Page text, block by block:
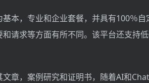
本，专业和企业套餐，并具有100％
请求等方面有所不同。该平台还支持
章，案例研究和证明书，随着AI和